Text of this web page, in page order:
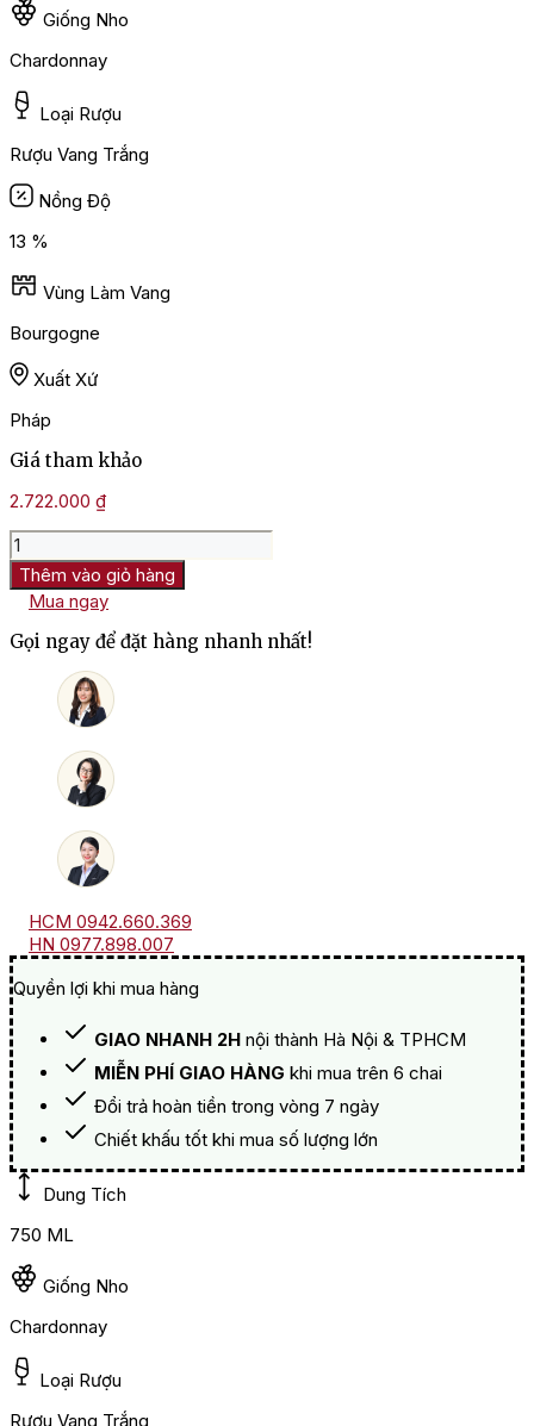
Giống Nho
Chardonnay
Loại Rượu
Rượu Vang Trắng
Nồng Độ
13 %
Vùng Làm Vang
Bourgogne
Xuất Xứ
Pháp
Giá tham khảo
2.722.000 ₫
Rượu
Vang
Pháp
Patriarche
Meursault
số
Thêm vào giỏ hàng
Mua ngay
Gọi ngay để đặt hàng nhanh nhất!
HCM 0942.660.369
HN 0977.898.007
Quyền lợi khi mua hàng
GIAO NHANH 2H nội thành Hà Nội & TPHCM
MIỄN PHÍ GIAO HÀNG khi mua trên 6 chai
Đổi trả hoàn tiền trong vòng 7 ngày
Chiết khấu tốt khi mua số lượng lớn
Dung Tích
750 ML
Giống Nho
Chardonnay
Loại Rượu
Rượu Vang Trắng